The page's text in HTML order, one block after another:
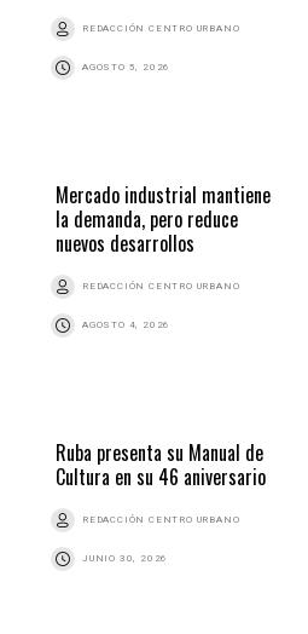
REDACCIÓN CENTRO URBANO
AGOSTO 5, 2026
Mercado industrial mantiene
la demanda, pero reduce
nuevos desarrollos
REDACCIÓN CENTRO URBANO
AGOSTO 4, 2026
Ruba presenta su Manual de
Cultura en su 46 aniversario
REDACCIÓN CENTRO URBANO
JUNIO 30, 2026